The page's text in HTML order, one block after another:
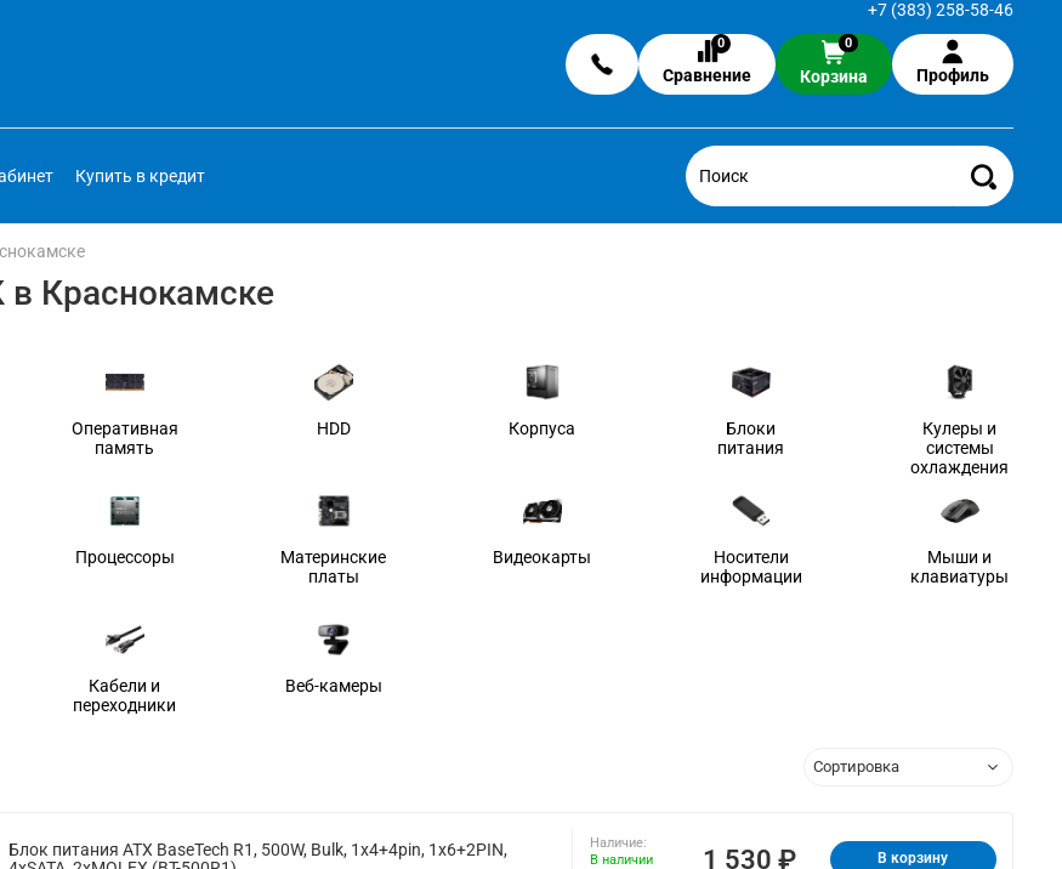
+7 (383) 258-58-46
0
Сравнение
0
Корзина Профиль
Купить в кредит
Краснокамске
Оперативная
память
HDD Корпуса
Блоки
питания
Кулеры и
системы
охлаждения
Процессоры
Материнские
платы
Видеокарты
Носители
информации
Мыши и
клавиатуры
Кабели и
переходники
Веб-камеры
Блок питания ATX BaseTech R1, 500W, Bulk, 1x4+4pin, 1x6+2PIN,
Наличие:
В наличии
1 530 ₽ В корзину